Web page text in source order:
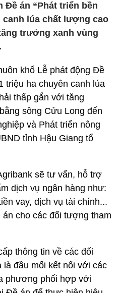
Đề án “Phát triển bền
lúa chất lượng cao
trưởng xanh vùng
khổ Lễ phát động Đề
triệu ha chuyên canh lúa
thấp gắn với tăng
sông Cửu Long đến
và Phát triển nông
tỉnh Hậu Giang tổ
sẽ tư vấn, hỗ trợ
dịch vụ ngân hàng như:
vay, dịch vụ tài chính...
cho các đối tượng tham
thông tin về các đối
đầu mối kết nối với các
phương phối hợp với